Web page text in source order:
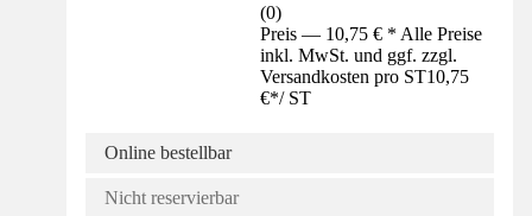
(0)
Preis — 10,75 € * Alle Preise
inkl. MwSt. und ggf. zzgl.
Versandkosten pro ST10,75
€*/ ST
Online bestellbar
Nicht reservierbar